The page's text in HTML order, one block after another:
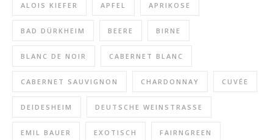
ALOIS KIEFER APFEL APRIKOSE
BAD DÜRKHEIM BEERE BIRNE
BLANC DE NOIR CABERNET BLANC
CABERNET SAUVIGNON CHARDONNAY CUVÉE
DEIDESHEIM DEUTSCHE WEINSTRASSE
EMIL BAUER EXOTISCH FAIRNGREEN